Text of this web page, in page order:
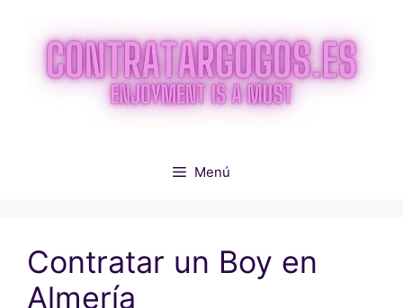
contenido
Menú
Contratar un Boy en
Almería